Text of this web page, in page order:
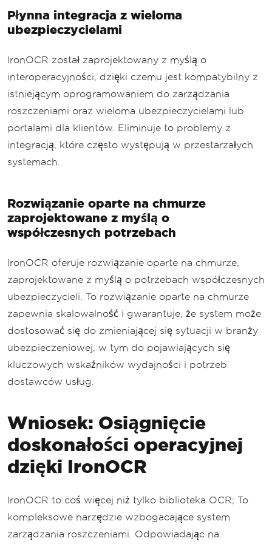
Płynna integracja z wieloma
ubezpieczycielami
IronOCR został zaprojektowany z myślą o
interoperacyjności, dzięki czemu jest kompatybilny z
istniejącym oprogramowaniem do zarządzania
roszczeniami oraz wieloma ubezpieczycielami lub
portalami dla klientów. Eliminuje to problemy z
integracją, które często występują w przestarzałych
systemach.
Rozwiązanie oparte na chmurze
zaprojektowane z myślą o
współczesnych potrzebach
IronOCR oferuje rozwiązanie oparte na chmurze,
zaprojektowane z myślą o potrzebach współczesnych
ubezpieczycieli. To rozwiązanie oparte na chmurze
zapewnia skalowalność i gwarantuje, że system może
dostosować się do zmieniającej się sytuacji w branży
ubezpieczeniowej, w tym do pojawiających się
kluczowych wskaźników wydajności i potrzeb
dostawców usług.
Wniosek: Osiągnięcie
doskonałości operacyjnej
dzięki IronOCR
IronOCR to coś więcej niż tylko biblioteka OCR; To
kompleksowe narzędzie wzbogacające system
zarządzania roszczeniami. Odpowiadając na